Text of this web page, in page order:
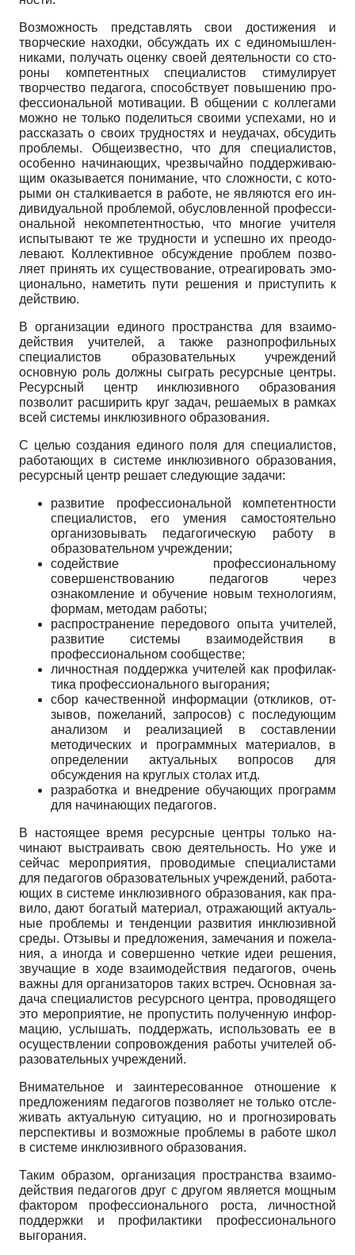
Возможность представлять свои достижения и
творческие находки, обсуждать их с единомышлен­
никами, получать оценку своей деятельности со сто­
роны компетентных специалистов стимулирует
творчество педагога, способствует повышению про­
фессиональной мотивации. В общении с коллегами
можно не только поделиться своими успехами, но и
рассказать о своих трудностях и неудачах, обсудить
проблемы. Общеизвестно, что для специалистов,
особенно начинающих, чрезвычайно поддерживаю­
щим оказывается понимание, что сложности, с кото­
рыми он сталкивается в работе, не являются его ин­
дивидуальной проблемой, обусловленной професси­
ональной некомпетентностью, что многие учителя
испытывают те же трудности и успешно их преодо­
левают. Коллективное обсуждение проблем позво­
ляет принять их существование, отреагировать эмо­
ционально, наметить пути решения и приступить к
действию.
В организации единого пространства для взаимо­
действия учителей, а также разнопрофильных
специа­листов образовательных учреждений
основную роль должны сыграть ресурсные центры.
Ресурсный центр инклюзивного образования
позволит расширить круг задач, решаемых в рамках
всей системы инклюзивного образования.
С целью создания единого поля для специалистов,
работающих в системе инклюзивного образования,
ре­сурсный центр решает следующие задачи:
развитие профессиональной компетентности
специалистов, его умения самостоятельно
организо­вывать педагогическую работу в
образовательном уч­реждении;
содействие профессиональному
совершенство­ванию педагогов через
ознакомление и обучение но­вым технологиям,
формам, методам работы;
распространение передового опыта учителей,
развитие системы взаимодействия в
профессиональ­ном сообществе;
личностная поддержка учителей как профилак­
тика профессионального выгорания;
сбор качественной информации (откликов, от­
зывов, пожеланий, запросов) с последующим
анали­зом и реализацией в составлении
методических и программных материалов, в
определении актуаль­ных вопросов для
обсуждения на круглых столах ит.д.
разработка и внедрение обучающих программ
для начинающих педагогов.
В настоящее время ресурсные центры только на­
чинают выстраивать свою деятельность. Но уже и
сейчас мероприятия, проводимые специалистами
для педагогов образовательных учреждений, работа­
ющих в системе инклюзивного образования, как пра­
вило, дают богатый материал, отражающий актуаль­
ные проблемы и тенденции развития инклюзивной
среды. Отзывы и предложения, замечания и пожела­
ния, а иногда и совершенно четкие идеи решения,
звучащие в ходе взаимодействия педагогов, очень
важны для организаторов таких встреч. Основная за­
дача специалистов ресурсного центра, проводящего
это мероприятие, не пропустить полученную инфор­
мацию, услышать, поддержать, использовать ее в
осуществлении сопровождения работы учителей об­
разовательных учреждений.
Внимательное и заинтересованное отношение к
предложениям педагогов позволяет не только отсле­
живать актуальную ситуацию, но и прогнозировать
перспективы и возможные проблемы в работе школ
в системе инклюзивного образования.
Таким образом, организация пространства взаимо­
действия педагогов друг с другом является мощным
фактором профессионального роста, личностной
под­держки и профилактики профессионального
выгора­ния.